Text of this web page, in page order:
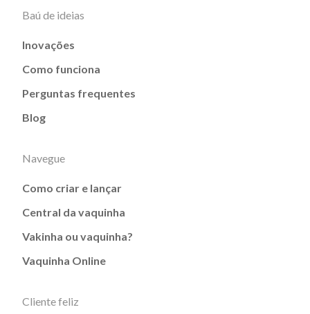
Baú de ideias
Inovações
Como funciona
Perguntas frequentes
Blog
Navegue
Como criar e lançar
Central da vaquinha
Vakinha ou vaquinha?
Vaquinha Online
Cliente feliz